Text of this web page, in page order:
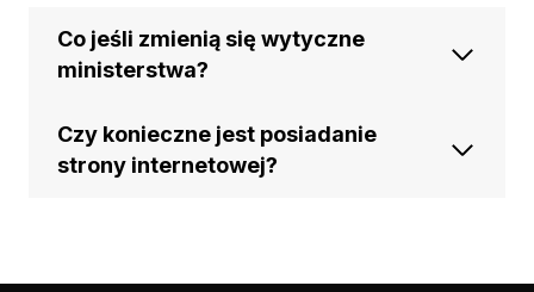
Co jeśli zmienią się wytyczne
ministerstwa?
Czy konieczne jest posiadanie
strony internetowej?